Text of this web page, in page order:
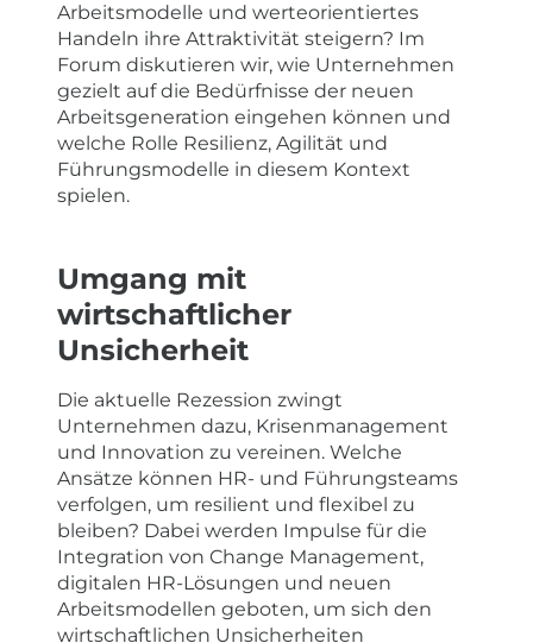
Arbeitsmodelle und werteorientiertes
Handeln ihre Attraktivität steigern? Im
Forum diskutieren wir, wie Unternehmen
gezielt auf die Bedürfnisse der neuen
Arbeitsgeneration eingehen können und
welche Rolle Resilienz, Agilität und
Führungsmodelle in diesem Kontext
spielen.
Umgang mit
wirtschaftlicher
Unsicherheit
Die aktuelle Rezession zwingt
Unternehmen dazu, Krisenmanagement
und Innovation zu vereinen. Welche
Ansätze können HR- und Führungsteams
verfolgen, um resilient und flexibel zu
bleiben? Dabei werden Impulse für die
Integration von Change Management,
digitalen HR-Lösungen und neuen
Arbeitsmodellen geboten, um sich den
wirtschaftlichen Unsicherheiten